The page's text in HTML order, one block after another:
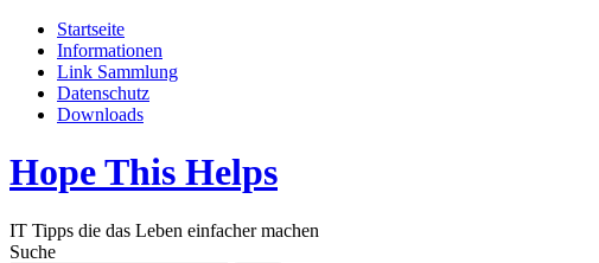
Startseite
Informationen
Link Sammlung
Datenschutz
Downloads
Hope This Helps
IT Tipps die das Leben einfacher machen
Suche